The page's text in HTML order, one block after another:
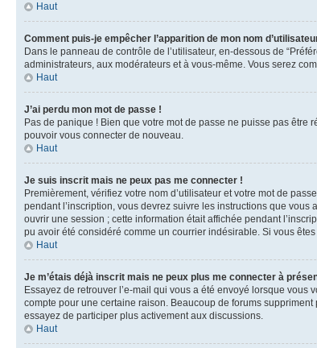
Haut
Comment puis-je empêcher l’apparition de mon nom
Dans le panneau de contrôle de l’utilisateur, en-dessous de
administrateurs, aux modérateurs et à vous-même. Vous serez
Haut
J’ai perdu mon mot de passe !
Pas de panique ! Bien que votre mot de passe ne puisse pas
pouvoir vous connecter de nouveau.
Haut
Je suis inscrit mais ne peux pas me connecter !
Premièrement, vérifiez votre nom d’utilisateur et votre mot de
pendant l’inscription, vous devrez suivre les instructions que
ouvrir une session ; cette information était affichée pendant
pu avoir été considéré comme un courrier indésirable. Si vous
Haut
Je m’étais déjà inscrit mais ne peux plus me connecter à
Essayez de retrouver l’e-mail qui vous a été envoyé lorsque vous
compte pour une certaine raison. Beaucoup de forums
essayez de participer plus activement aux discussions.
Haut